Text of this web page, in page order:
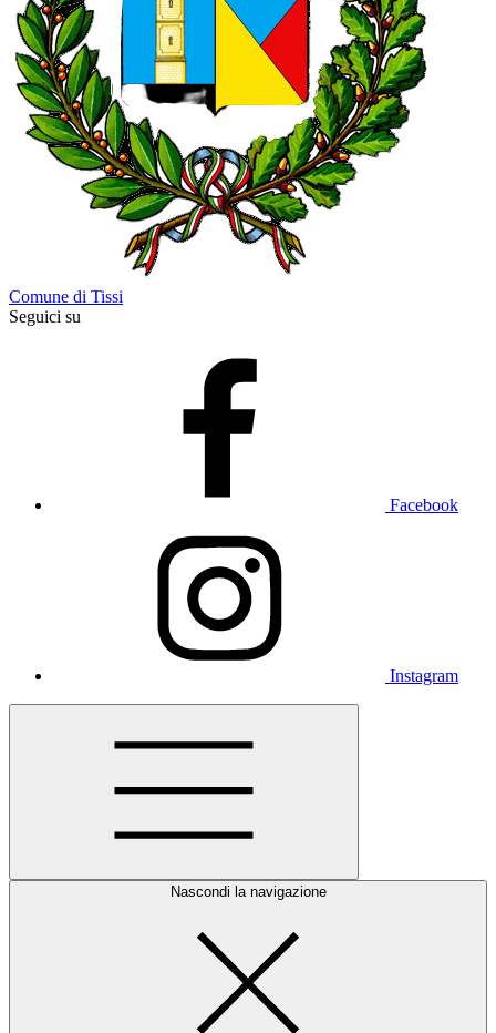
Comune di Tissi
Seguici su
Facebook
Instagram
Nascondi la navigazione